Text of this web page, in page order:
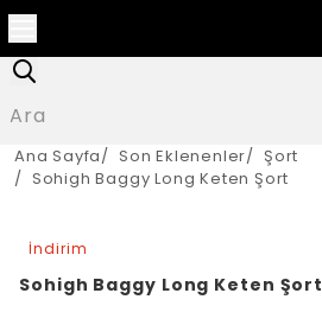
Ana Sayfa/ Son Eklenenler/ Şort
/ Sohigh Baggy Long Keten Şort
İndirim
Sohigh Baggy Long Keten Şort